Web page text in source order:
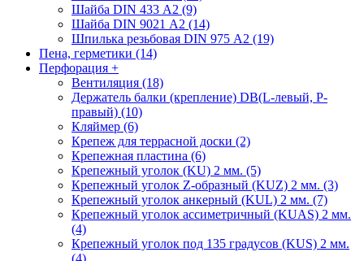
Шайба DIN 433 А2 (9)
Шайба DIN 9021 А2 (14)
Шпилька резьбовая DIN 975 А2 (19)
Пена, герметики (14)
Перфорация +
Вентиляция (18)
Держатель балки (крепление) DB(L-левый, P-
правый) (10)
Кляймер (6)
Крепеж для террасной доски (2)
Крепежная пластина (6)
Крепежный уголок (KU) 2 мм. (5)
Крепежный уголок Z-образный (KUZ) 2 мм. (3)
Крепежный уголок анкерный (KUL) 2 мм. (7)
Крепежный уголок ассиметричный (KUAS) 2 мм.
(4)
Крепежный уголок под 135 градусов (KUS) 2 мм.
(4)